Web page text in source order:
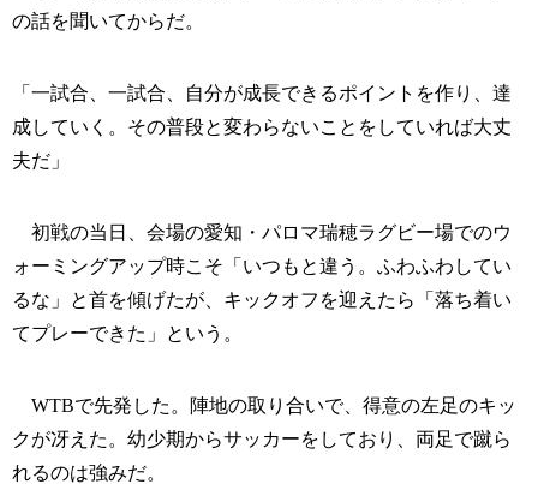
の話を聞いてからだ。
「一試合、一試合、自分が成長できるポイントを作り、達
成していく。その普段と変わらないことをしていれば大丈
夫だ」
初戦の当日、会場の愛知・パロマ瑞穂ラグビー場でのウ
ォーミングアップ時こそ「いつもと違う。ふわふわしてい
るな」と首を傾げたが、キックオフを迎えたら「落ち着い
てプレーできた」という。
WTBで先発した。陣地の取り合いで、得意の左足のキッ
クが冴えた。幼少期からサッカーをしており、両足で蹴ら
れるのは強みだ。